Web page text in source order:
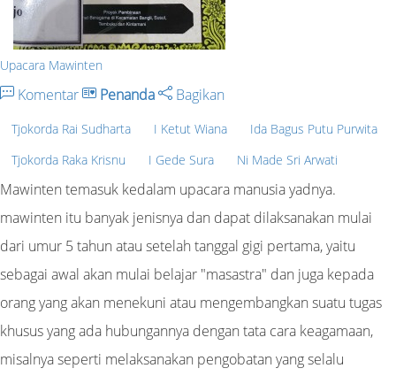
Upacara Mawinten
Komentar Penanda Bagikan
Tjokorda Rai Sudharta I Ketut Wiana
Ida Bagus Putu Purwita
Tjokorda Raka Krisnu
I Gede Sura Ni Made Sri Arwati
Mawinten temasuk kedalam upacara manusia yadnya.
mawinten itu banyak jenisnya dan dapat dilaksanakan mulai
dari umur 5 tahun atau setelah tanggal gigi pertama, yaitu
sebagai awal akan mulai belajar "masastra" dan juga kepada
orang yang akan menekuni atau mengembangkan suatu tugas
khusus yang ada hubungannya dengan tata cara keagamaan,
misalnya seperti melaksanakan pengobatan yang selalu